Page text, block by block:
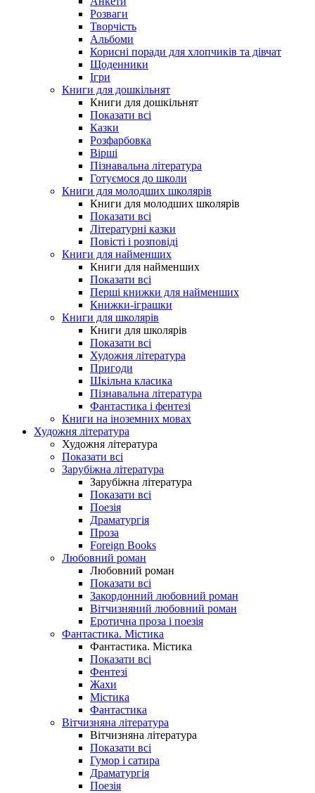
Розваги
Творчість
Альбоми
Корисні поради для хлопчиків та дівчат
Щоденники
Ігри
Книги для дошкільнят
Книги для дошкільнят
Показати всі
Казки
Розфарбовка
Вірші
Пізнавальна література
Готуємося до школи
Книги для молодших школярів
Книги для молодших школярів
Показати всі
Літературні казки
Повісті і розповіді
Книги для найменших
Книги для найменших
Показати всі
Перші книжки для найменших
Книжки-іграшки
Книги для школярів
Книги для школярів
Показати всі
Художня література
Пригоди
Шкільна класика
Пізнавальна література
Фантастика і фентезі
Книги на іноземних мовах
Художня література
Художня література
Показати всі
Зарубіжна література
Зарубіжна література
Показати всі
Поезія
Драматургія
Проза
Foreign Books
Любовний роман
Любовний роман
Показати всі
Закордонний любовний роман
Вітчизняний любовний роман
Еротична проза і поезія
Фантастика. Містика
Фантастика. Містика
Показати всі
Фентезі
Жахи
Містика
Фантастика
Вітчизняна література
Вітчизняна література
Показати всі
Гумор і сатира
Драматургія
Поезія